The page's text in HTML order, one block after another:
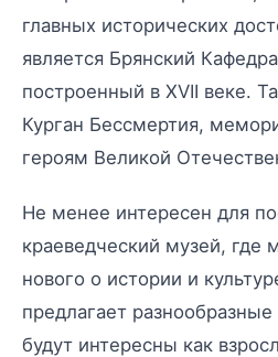
главных исторических
является Брянский
построенный в XVII веке.
Курган Бессмертия,
героям Великой
Не менее интересен для
краеведческий музей, где
нового о истории и
предлагает
будут интересны как